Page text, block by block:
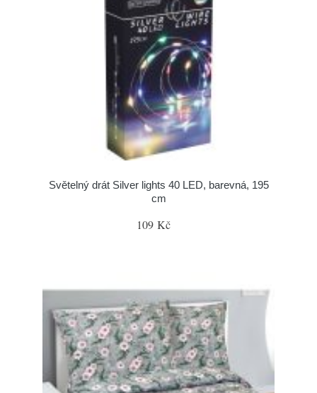
Světelný drát Silver lights 40 LED, barevná, 195
cm
109 Kč